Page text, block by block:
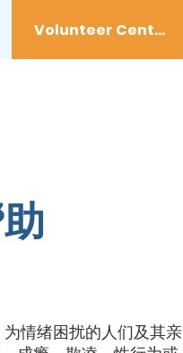
Volunteer Center
情绪困扰的人们及其亲